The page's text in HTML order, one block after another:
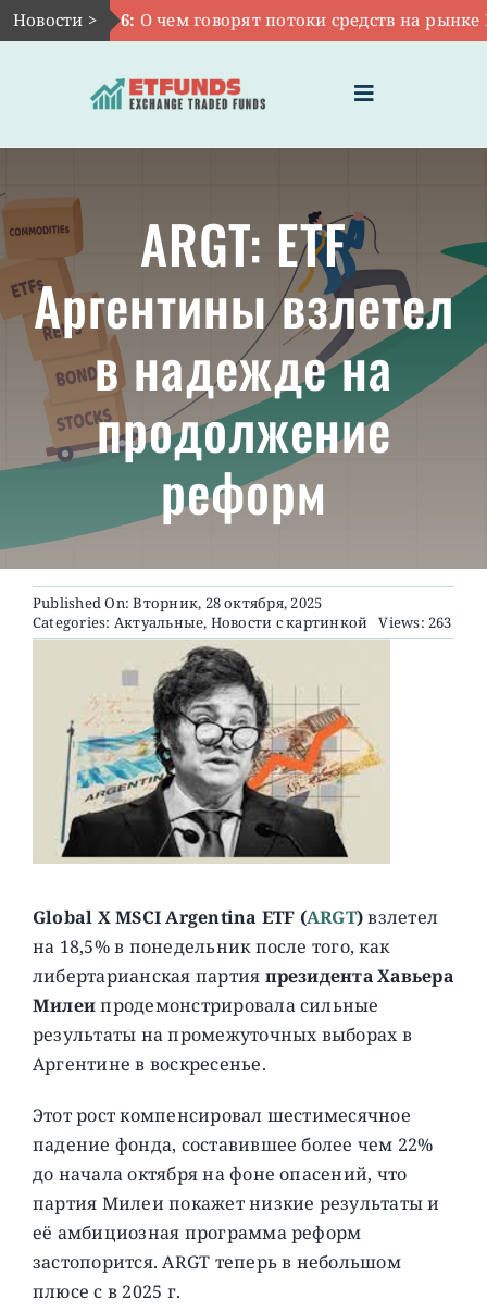
Skip
to
Новости >
Авг 6: О чем говорят потоки средств на рынке ETF
Toggle
Navigation
ЧТО ТАКОЕ ETF
ИНВЕСТИЦИИ В ETF
ТЕМАТИЧЕСКИЕ ETF
АКТУАЛЬНЫЕ
О ПРОЕКТЕ
ARGT: ETF
Аргентины взлетел
в надежде на
продолжение
реформ
Published On: Вторник, 28 октября, 2025
Categories: Актуальные, Новости с картинкой Views: 263
Global X MSCI Argentina ETF (ARGT)взлетел
на 18,5% в понедельник после того, как
либертарианская партия президента Хавьера
Милеипродемонстрировала сильные
результаты на промежуточных выборах в
Аргентине в воскресенье.
Этот рост компенсировал шестимесячное
падение фонда, составившее более чем 22%
до начала октября на фоне опасений, что
партия Милеи покажет низкие результаты и
её амбициозная программа реформ
застопорится. ARGT теперь в небольшом
плюсе с в 2025 г.